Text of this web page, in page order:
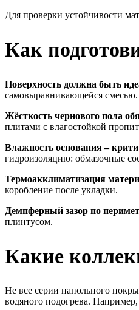
Для проверки устойчивости
Как
Поверхность должна быть
самовыравнивающейся
Жёсткость чернового пола
плитами с влагостойкой
Влажность основания –
гидроизоляцию: обмазочные
Термоакклиматизация
коробление после укладки.
Демпферный зазор по
плинтусом.
Какие
Не все серии напольного
водяного подогрева. Например,